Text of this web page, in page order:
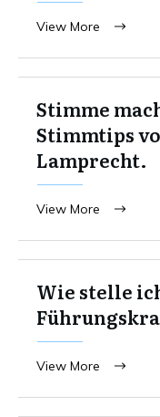
View More
Stimme
Stimmtips
Lamprecht.
View More
Wie stelle
View More